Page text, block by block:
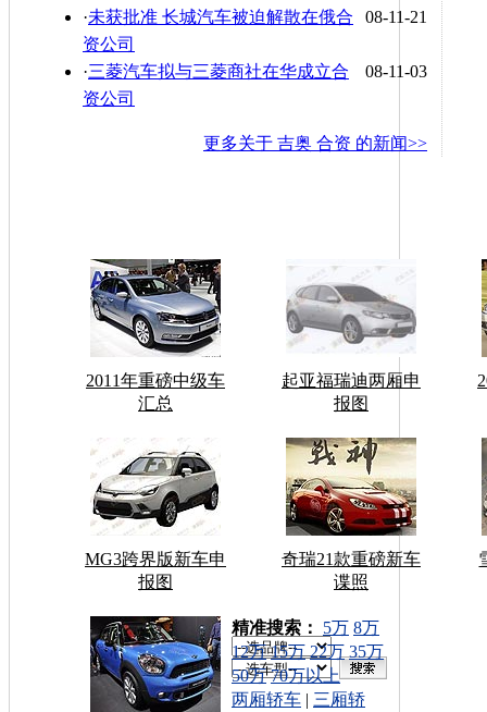
08-11-21
·未获批准 长城汽车被迫解散在俄合
资公司
08-11-03
·三菱汽车拟与三菱商社在华成立合
资公司
更多关于 吉奥 合资 的新闻>>
2011年重磅中级车
汇总
起亚福瑞迪两厢申
报图
MG3跨界版新车申
报图
奇瑞21款重磅新车
谍照
车型搜索：
精准搜索： 5万 8万
12万 15万 22万 35万
50万 70万以上
两厢轿车 | 三厢轿